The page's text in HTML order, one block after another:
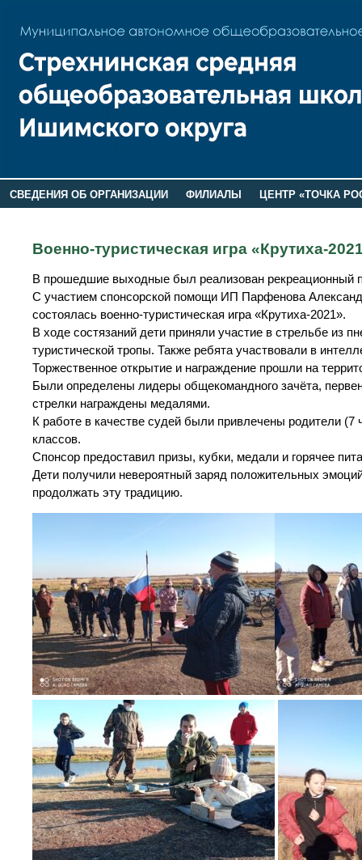
СВЕДЕНИЯ ОБ ОРГАНИЗАЦИИ ФИЛИАЛЫ
ЦЕНТР «ТОЧКА
Военно-туристическая игра «Крутиха-
В прошедшие выходные был реализован рекреационный
С участием спонсорской помощи ИП Парфенова
состоялась военно-туристическая игра «Крутиха-2021».
В ходе состязаний дети приняли участие в стрельбе из
туристической тропы. Также ребята участвовали в
Торжественное открытие и награждение прошли на
Были определены лидеры общекомандного зачёта,
стрелки награждены медалями.
К работе в качестве судей были привлечены родители
классов.
Спонсор предоставил призы, кубки, медали и горячее
Дети получили невероятный заряд положительных
продолжать эту традицию.